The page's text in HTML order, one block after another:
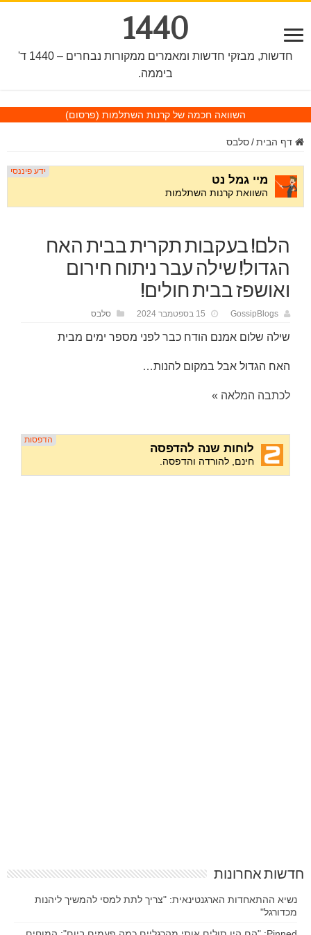
1440
חדשות, מבזקי חדשות ומאמרים ממקורות נבחרים – 1440 ד'
ביממה.
השוואה חכמה של קרנות השתלמות (פרסום)
דף הבית / סלבס
הלם! בעקבות תקרית בבית האח
הגדול! שילה עבר ניתוח חירום
ואושפז בבית חולים!
GossipBlogs 15 בספטמבר 2024 סלבס
שילה שלום אמנם הודח כבר לפני מספר ימים מבית
האח הגדול אבל במקום להנות…
לכתבה המלאה »
חדשות אחרונות
נשיא ההתאחדות הארגנטינאית: "צריך לתת למסי להמשיך ליהנות
מכדורגל"